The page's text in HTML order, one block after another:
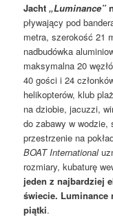
Jacht„Luminance”
pływający pod
metra, szerokość 21
nadbudówka
maksymalna 20
40 gości i 24
helikopterów, klub
na dziobie, jacuzzi,
do zabawy w wodzie,
przestrzenie na
BOAT International
rozmiary, kubaturę
jeden z najbardziej
świecie. Luminance
piątki.